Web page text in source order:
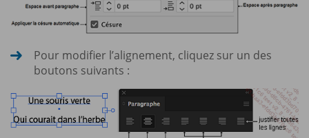
Pour modifier l’alignement, cliquez sur un des
boutons suivants :